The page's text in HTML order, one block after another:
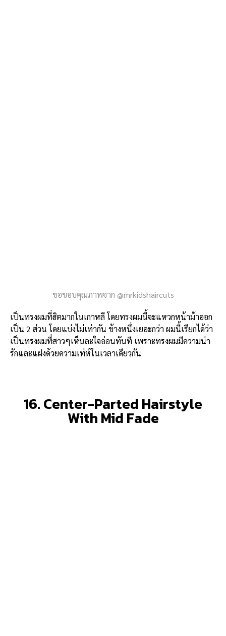
ขอขอบคุณภาพจาก @mrkidshaircuts
เป็นทรงผมที่ฮิตมากในเกาหลี โดยทรงผมนี้จะแหวกหน้าม้าออก
เป็น 2 ส่วน โดยแบ่งไม่เท่ากัน ข้างหนึ่งเยอะกว่า ผมนี้เรียกได้ว่า
เป็นทรงผมที่สาวๆเห็นละใจอ่อนทันที เพราะทรงผมมีความน่า
รักและแฝงด้วยความเท่ห์ในเวลาเดียวกัน
16. Center-Parted Hairstyle
With Mid Fade